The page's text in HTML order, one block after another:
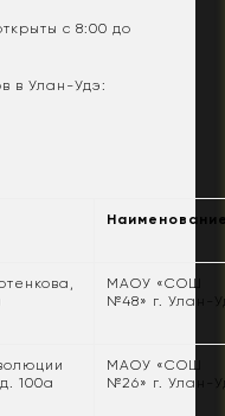
с 8:00 до
в Улан-Удэ:
МАОУ «СОШ
№48» г. Улан-
100а
МАОУ «СОШ
№26» г. Улан-